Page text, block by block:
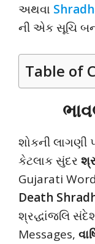
અથવા
ની એક સૂચિ
Table of
શોકની લાગણી
કેટલાક સુંદર
Gujarati
Death
શ્રદ્ધાંજલિ
Messages,